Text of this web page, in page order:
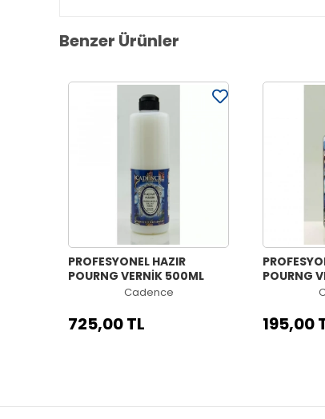
Benzer Ürünler
PROFESYONEL HAZIR
POURNG VERNİK 500ML
Cadence
725,00 TL
POURNG
195,00